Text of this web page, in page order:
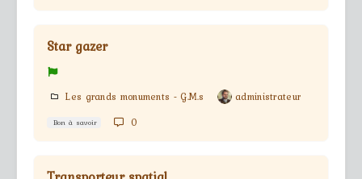
Star gazer
Les grands monuments - G.M.s administrateur
Bon à savoir 0